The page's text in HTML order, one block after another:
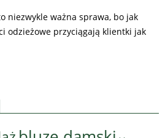
niezwykle ważna sprawa, bo jak
odzieżowe przyciągają klientki jak